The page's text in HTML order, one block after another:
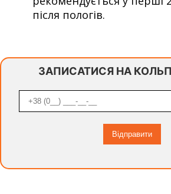
після пологів.
ЗАПИСАТИСЯ НА